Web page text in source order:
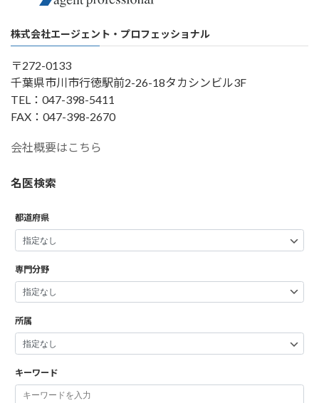
株式会社エージェント・プロフェッショナル
〒272-0133
千葉県市川市行徳駅前2-26-18タカシンビル3F
TEL：047-398-5411
FAX：047-398-2670
会社概要はこちら
名医検索
都道府県
専門分野
所属
キーワード